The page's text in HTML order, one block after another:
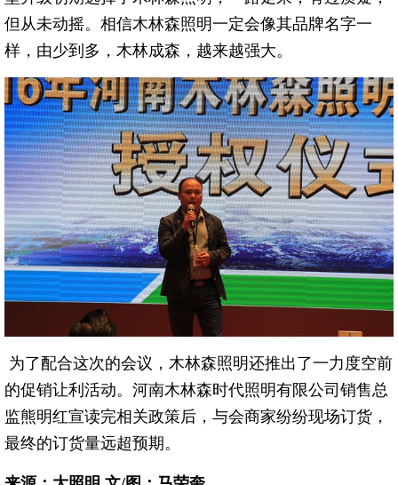
但从未动摇。相信木林森照明一定会像其品牌名字一
样，由少到多，木林成森，越来越强大。
为了配合这次的会议，木林森照明还推出了一力度空前
的促销让利活动。河南木林森时代照明有限公司销售总
监熊明红宣读完相关政策后，与会商家纷纷现场订货，
最终的订货量远超预期。